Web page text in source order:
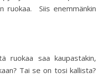
ruokaa. Siis enemmänkin
ruokaa saa kaupastakin,
Tai se on tosi kallista?